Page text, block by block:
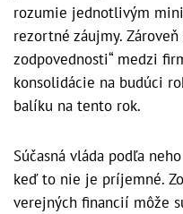
rozumie jednotlivým
rezortné záujmy.
zodpovednosti“ medzi
konsolidácie na budúci
balíku na tento rok.
Súčasná vláda podľa
keď to nie je príjemné.
verejných financií môže